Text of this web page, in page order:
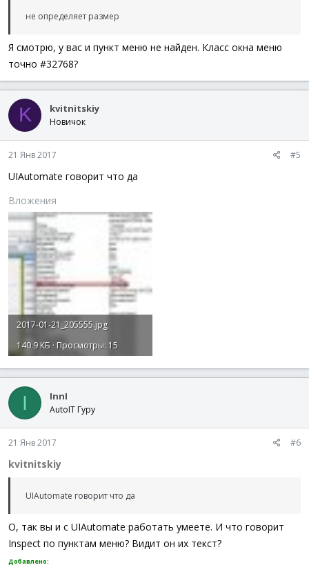
не определяет размер
Я смотрю, у вас и пункт меню не найден. Класс окна меню
точно #32768?
K kvitnitskiy
Новичок
21 Янв 2017 #5
UIAutomate говорит что да
Вложения
2017-01-21_205555.jpg
140.9 КБ · Просмотры: 15
I InnI
AutoIT Гуру
21 Янв 2017 #6
kvitnitskiy
UIAutomate говорит что да
О, так вы и с UIAutomate работать умеете. И что говорит
Inspect по пунктам меню? Видит он их текст?
Добавлено: